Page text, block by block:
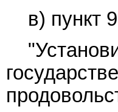
в) пункт 9